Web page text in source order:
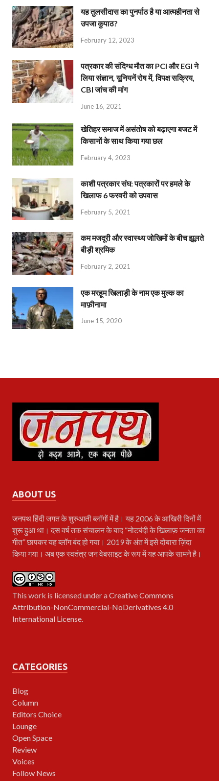
यह तुलसीदास का पुनर्पाठ है या आत्महीनता से
उपजा कुपाठ?
February 12, 2023
पत्रकार की संदिग्ध मौत का PCI और EGI ने
लिया संज्ञान, यूनियनें रोष में, विपक्ष सक्रिय,
CBI जांच की मांग
June 16, 2021
खेतिहर समाज में असंतोष को बढ़ाएगा बजट में
किसानों के साथ किया गया छल
February 4, 2023
काशी पत्रकार संघ: पत्रकारों पर हमले के
खिलाफ 6 फरवरी को उपवास
February 5, 2021
कम मजदूरी और स्वास्थ्य जोखिमों के बीच झूलते
बीड़ी श्रमिक
February 2, 2021
एक मरहूम खिलाड़ी के नाम एक मुल्क का
माफ़ीनामा
June 15, 2020
ABOUT US
जनपथहिंदी जगत के शुरुआती ब्लॉगों में है। यह 2006 के आखिरी दिनों में
शुरू हुआ था। दस वर्ष तक संचालन के बाद “नोटबंदी के खिलाफ़ जनता का
गीत” छापकर यह ब्लॉग बंद हो गया। 2019 के अंत में इसे दोबारा ज़िंदा
किया गया। अब एक स्वतंत्र जन वेबसाइट के रूप में यह आपके सामने है।
This work is licensed under aCreative Commons
Attribution-NonCommercial-NoDerivatives 4.0
International License
CATEGORIES
Blog
Column
Editors Choice
Lounge
Open Space
Review
Voices
Follow News